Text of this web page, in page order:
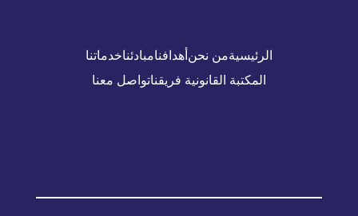
الرئيسيةمن نحنأهدافنامبادئناخدماتنا
المكتبة القانونية فريقناتواصل معنا